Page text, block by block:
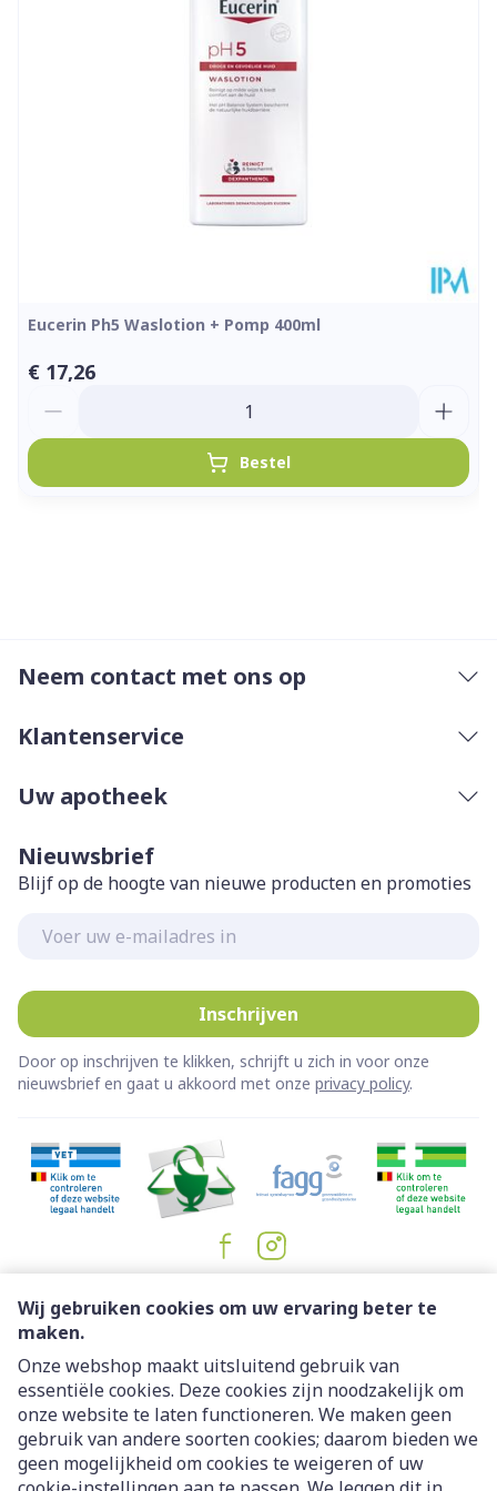
Wij gebruiken cookies om uw ervaring beter te
maken.
Onze webshop maakt uitsluitend gebruik van
essentiële cookies. Deze cookies zijn noodzakelijk om
onze website te laten functioneren. We maken geen
gebruik van andere soorten cookies; daarom bieden we
geen mogelijkheid om cookies te weigeren of uw
Eucerin Ph5 Waslotion + Pomp 400ml
€ 17,26
Bestel
Neem contact met ons op
Klantenservice
Uw apotheek
Nieuwsbrief
Blijf op de hoogte van nieuwe producten en promoties
Inschrijven
Door op inschrijven te klikken, schrijft u zich in voor onze
nieuwsbrief en gaat u akkoord met onze privacy policy.
Juridische links